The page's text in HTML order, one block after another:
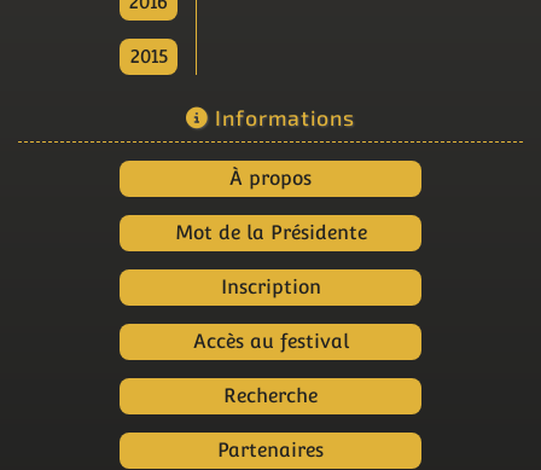
2015
Informations
À propos
Mot de la Présidente
Inscription
Accès au festival
Recherche
Partenaires